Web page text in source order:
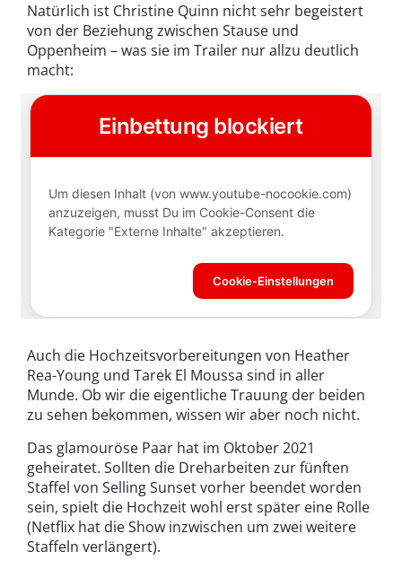
Natürlich ist Christine Quinn nicht sehr begeistert
von der Beziehung zwischen Stause und
Oppenheim – was sie im Trailer nur allzu deutlich
macht:
Auch die Hochzeitsvorbereitungen von Heather
Rea-Young und Tarek El Moussa sind in aller
Munde. Ob wir die eigentliche Trauung der beiden
zu sehen bekommen, wissen wir aber noch nicht.
Das glamouröse Paar hat im Oktober 2021
geheiratet. Sollten die Dreharbeiten zur fünften
Staffel von Selling Sunset vorher beendet worden
sein, spielt die Hochzeit wohl erst später eine Rolle
(Netflix hat die Show inzwischen um zwei weitere
Staffeln verlängert).